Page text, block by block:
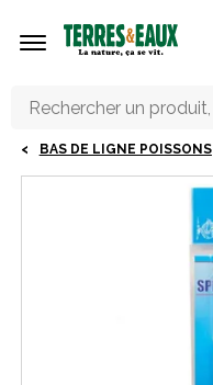
BAS DE LIGNE POISSONS